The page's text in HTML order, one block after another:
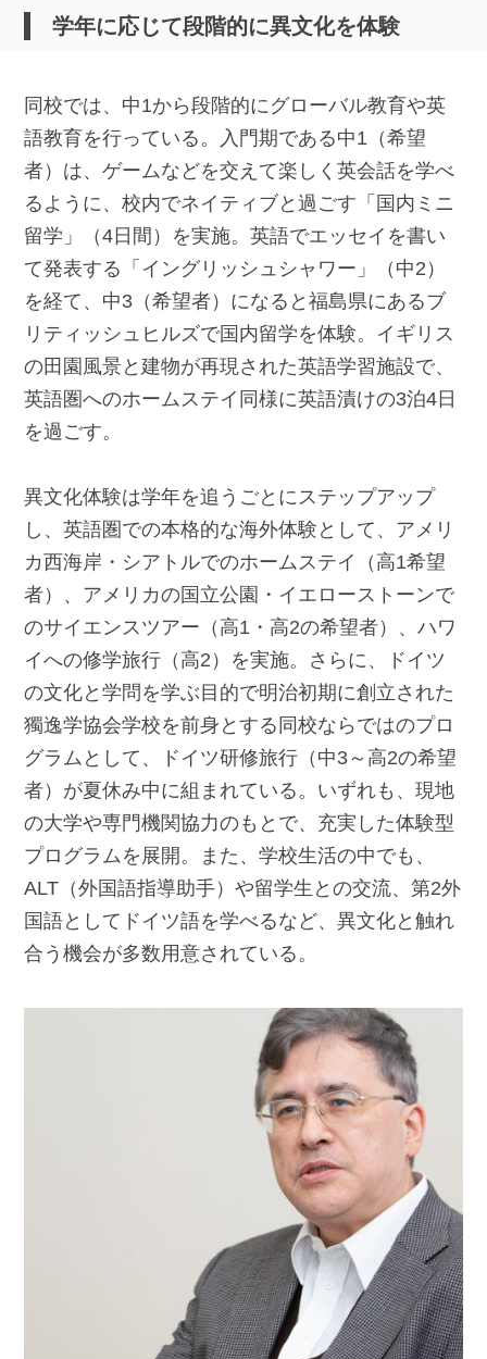
学年に応じて段階的に異文化を体験
同校では、中1から段階的にグローバル教育や英
語教育を行っている。入門期である中1（希望
者）は、ゲームなどを交えて楽しく英会話を学べ
るように、校内でネイティブと過ごす「国内ミニ
留学」（4日間）を実施。英語でエッセイを書い
て発表する「イングリッシュシャワー」（中2）
を経て、中3（希望者）になると福島県にあるブ
リティッシュヒルズで国内留学を体験。イギリス
の田園風景と建物が再現された英語学習施設で、
英語圏へのホームステイ同様に英語漬けの3泊4日
を過ごす。
異文化体験は学年を追うごとにステップアップ
し、英語圏での本格的な海外体験として、アメリ
カ西海岸・シアトルでのホームステイ（高1希望
者）、アメリカの国立公園・イエローストーンで
のサイエンスツアー（高1・高2の希望者）、ハワ
イへの修学旅行（高2）を実施。さらに、ドイツ
の文化と学問を学ぶ目的で明治初期に創立された
獨逸学協会学校を前身とする同校ならではのプロ
グラムとして、ドイツ研修旅行（中3～高2の希望
者）が夏休み中に組まれている。いずれも、現地
の大学や専門機関協力のもとで、充実した体験型
プログラムを展開。また、学校生活の中でも、
ALT（外国語指導助手）や留学生との交流、第2外
国語としてドイツ語を学べるなど、異文化と触れ
合う機会が多数用意されている。